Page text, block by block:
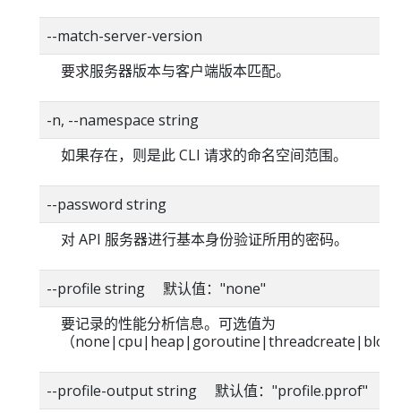
--match-server-version
要求服务器版本与客户端版本匹配。
-n, --namespace string
如果存在，则是此 CLI 请求的命名空间范围。
--password string
对 API 服务器进行基本身份验证所用的密码。
--profile string 默认值："none"
要记录的性能分析信息。可选值为
（
--profile-output string 默认值："profile.pprof"